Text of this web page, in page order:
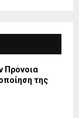
Πρόνοια
της